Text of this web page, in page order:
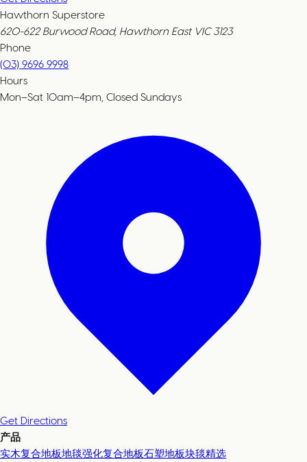
Hawthorn Superstore
620-622 Burwood Road, Hawthorn East VIC 3123
Phone
(03) 9696 9998
Hours
Mon–Sat 10am–4pm, Closed Sundays
Get Directions
产品
实木复合地板地毯强化复合地板石塑地板块毯精选